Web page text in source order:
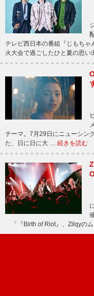
テレビ西日本の番組『じもち
火大会で過ごしたひと夏の思
テーマ。7月29日にニューシン
た、日に日に大 … 続きを読む
「『Birth of Riot』、Zilqyの